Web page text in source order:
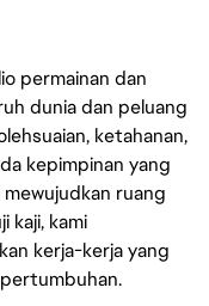
permainan dan
dunia dan peluang
ketahanan,
kepimpinan yang
ruang
kaji, kami
kerja-kerja yang